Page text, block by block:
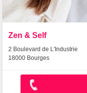
Zen & Self
2 Boulevard de L'Industrie
18000 Bourges